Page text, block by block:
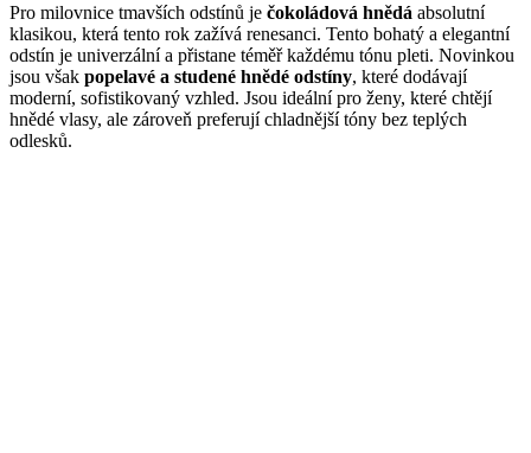
Pro milovnice tmavších odstínů je čokoládová hnědá absolutní
klasikou, která tento rok zažívá renesanci. Tento bohatý a elegantní
odstín je univerzální a přistane téměř každému tónu pleti. Novinkou
jsou však popelavé a studené hnědé odstíny, které dodávají
moderní, sofistikovaný vzhled. Jsou ideální pro ženy, které chtějí
hnědé vlasy, ale zároveň preferují chladnější tóny bez teplých
odlesků.